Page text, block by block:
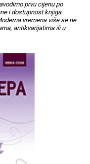
prvu cijenu po
i dostupnost knjiga
vremena više se ne
antikvarijatima ili u